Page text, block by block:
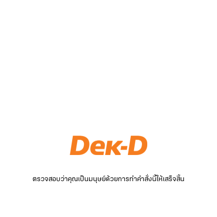
ตรวจสอบว่าคุณเป็นมนุษย์ด้วยการทำคำสั่งนี้ให้เสร็จสิ้น